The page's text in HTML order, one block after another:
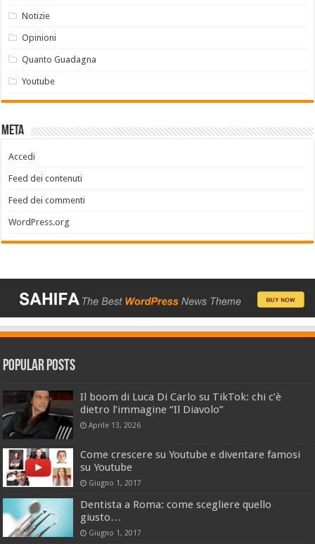
Notizie
Opinioni
Quanto Guadagna
Youtube
Meta
Accedi
Feed dei contenuti
Feed dei commenti
WordPress.org
Popular Posts
Il boom di Luca Di Carlo su TikTok: chi c’è
dietro l’immagine “Il Diavolo”
Aprile 13, 2026
Come crescere su Youtube e diventare famosi
su Youtube
Giugno 1, 2017
Dentista a Roma: come scegliere quello
giusto…
Giugno 1, 2017